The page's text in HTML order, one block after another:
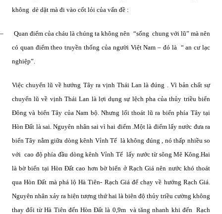
không dè dặt mà đi vào cốt lỏi của vấn đề :
– Quan điểm của cháu là chúng ta không nên “sống chung với lũ” mà nên
có quan điểm theo truyền thống của người Việt Nam – đó là “ an cư lạc
nghiệp”.
Việc chuyển lũ về hướng Tây ra vịnh Thái Lan là đúng . Vì bản chất sự
chuyển lũ về vịnh Thái Lan là lợi dụng sự lệch pha của thủy triều biển
Đông và biển Tây của Nam bộ. Nhưng lối thoát lũ ra biển phía Tây tại
Hòn Đất là sai. Nguyên nhân sai vì hai điểm .Một là điểm lấy nước đưa ra
biển Tây nằm giữa dòng kênh Vỉnh Tế là không đúng , nó thấp nhiều so
với cao độ phía đầu dòng kênh Vỉnh Tế lấy nước từ sông Mê Kông.Hai
là bờ biển tại Hòn Đất cao hơn bờ biển ở Rạch Giá nên nước khó thoát
qua Hòn Đất mà phá lộ Hà Tiên- Rạch Giá để chạy về hướng Rạch Giá.
Nguyên nhân xảy ra hiện tượng thứ hai là biên độ thủy triều cường không
thay đổi từ Hà Tiên đến Hòn Đất là 0,9m và tăng nhanh khi đến Rạch